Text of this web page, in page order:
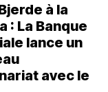
à la
: La Banque
lance un
avec le